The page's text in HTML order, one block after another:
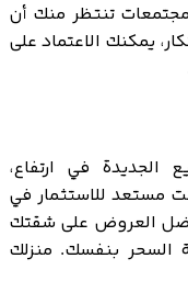
تنتظر منك أن
يمكنك الاعتماد على
في ارتفاع،
مستعد للاستثمار في
العروض على شقتك
السحر بنفسك. منزلك